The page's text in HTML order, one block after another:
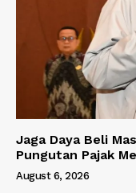
Jaga Daya Beli
Pungutan Pajak
August 6, 2026